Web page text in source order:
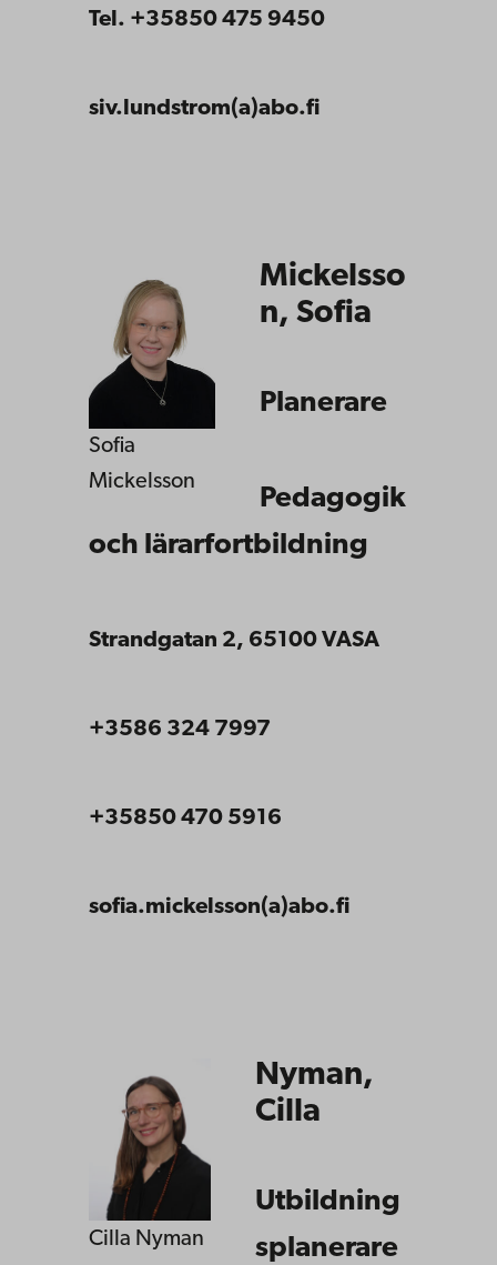
Tel. +35850 475 9450
siv.lundstrom(a)abo.fi
Sofia
Mickelsson
Mickelsso
n, Sofia
Planerare
Pedagogik
och lärarfortbildning
Strandgatan 2, 65100 VASA
+3586 324 7997
+35850 470 5916
sofia.mickelsson(a)abo.fi
Cilla Nyman
Nyman,
Cilla
Utbildning
splanerare